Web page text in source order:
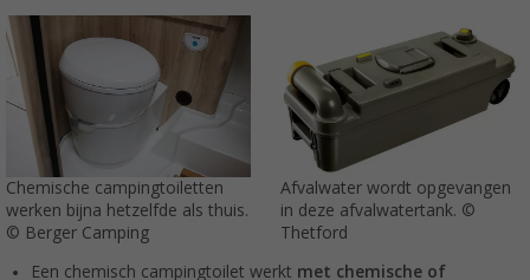
Chemische campingtoiletten
werken bijna hetzelfde als thuis.
© Berger Camping
Afvalwater wordt opgevangen
in deze afvalwatertank. ©
Thetford
Een chemisch campingtoilet werkt met chemische of